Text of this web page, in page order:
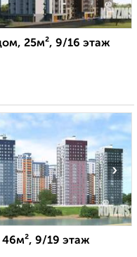
25м², 9/16 этаж
›
9/19 этаж